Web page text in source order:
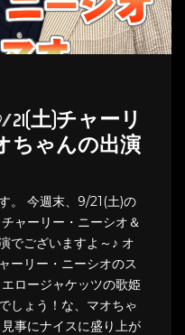
土)チャーリ
ちゃんの出演
。 今週末、9/21(土)の
ャーリー・ニーシオ＆
でございますよ～♪ オ
ーリー・ニーシオのス
ロージャケッツの歌姫
しょう！な、マオちゃ
事にナイスに盛り上が